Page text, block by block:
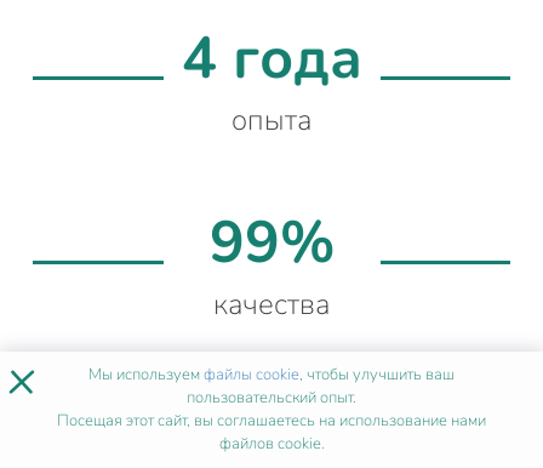
4 года
опыта
99%
качества
730+
× Мы используемфайлы cookie, чтобы улучшить ваш
пользовательский опыт.
Посещая этот сайт, вы соглашаетесь на использование нами
файлов cookie.